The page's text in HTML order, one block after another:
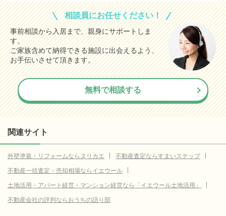
厚木市 15.5万円
川崎市幸区 15.3万円
川崎市多摩区 14.9
川崎市高津区 14.7万円
横浜市旭区 14.0万円
川崎市宮前区 14.0万円
横浜市保土ケ谷区 14.0万円
横浜市青葉区
相模原市中央区 13.1
横浜市緑区 11.3
横浜市都筑区
相談員にお任せください！
事前相談から入居まで、親身にサポートしま
す。
ご家族含めて納得できる施設に出会えるよう、
お手伝いさせて頂きます。
無料で相談する
関連サイト
外壁塗装・リフォームならヌリカエ
不動産査定ならすまいステップ
不動産一括査定・売却相場ならイエウール
土地活用・アパート経営・マンション経営なら「イエウール土地活用」
不動産会社の評判ならおうちの語り部